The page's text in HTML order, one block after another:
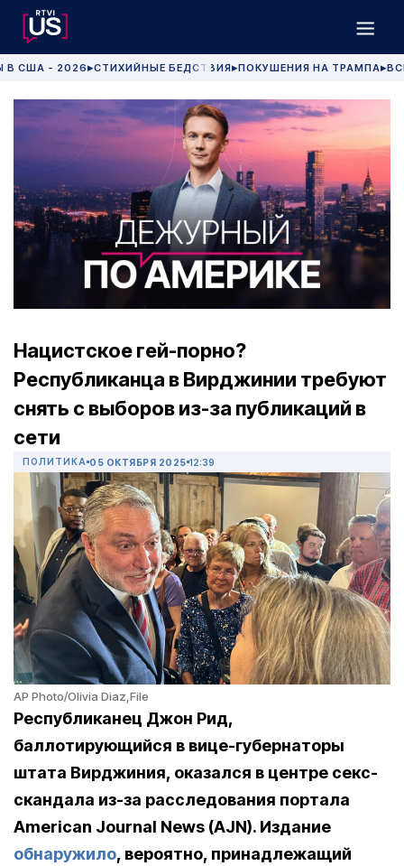
В США - 2026 ▶СТИХИЙНЫЕ БЕДСТВИЯ▶ПОКУШЕНИЯ НА ТРАМПА▶
Нацистское гей-порно?
Республиканца в Вирджинии требуют
снять с выборов из-за публикаций в
сети
ПОЛИТИКА 05 ОКТЯБРЯ 2025 12:39
AP Photo/Olivia Diaz,File
Республиканец Джон Рид,
баллотирующийся в вице-губернаторы
штата Вирджиния, оказался в центре секс-
скандала из-за расследования портала
American Journal News (AJN). Издание
обнаружило, вероятно, принадлежащий